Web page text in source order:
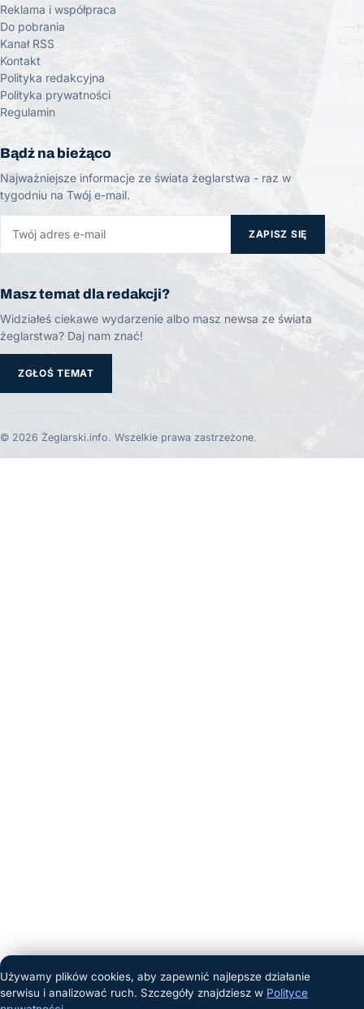
Reklama i współpraca
Do pobrania
Kanał RSS
Kontakt
Polityka redakcyjna
Polityka prywatności
Regulamin
Bądź na bieżąco
Najważniejsze informacje ze świata żeglarstwa - raz w
tygodniu na Twój e-mail.
ZAPISZ SIĘ
Masz temat dla redakcji?
Widziałeś ciekawe wydarzenie albo masz newsa ze świata
żeglarstwa? Daj nam znać!
ZGŁOŚ TEMAT
© 2026 Żeglarski.info. Wszelkie prawa zastrzeżone.
Używamy plików cookies, aby zapewnić najlepsze działanie
serwisu i analizować ruch. Szczegóły znajdziesz w Polityce